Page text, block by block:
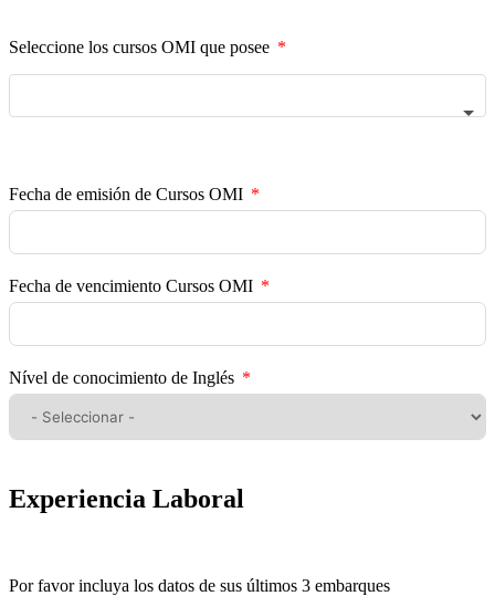
Seleccione los cursos OMI que posee
Fecha de emisión de Cursos OMI
Fecha de vencimiento Cursos OMI
Nível de conocimiento de Inglés
Experiencia Laboral
Por favor incluya los datos de sus últimos 3 embarques